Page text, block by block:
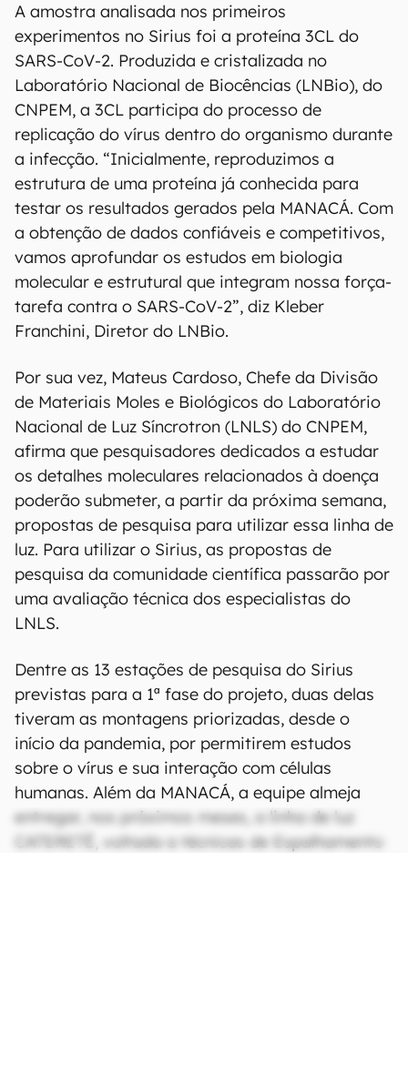
A amostra analisada nos primeiros
experimentos no Sirius foi a proteína 3CL do
SARS-CoV-2. Produzida e cristalizada no
Laboratório Nacional de Biocências (LNBio), do
CNPEM, a 3CL participa do processo de
replicação do vírus dentro do organismo durante
a infecção. “Inicialmente, reproduzimos a
estrutura de uma proteína já conhecida para
testar os resultados gerados pela MANACÁ. Com
a obtenção de dados confiáveis e competitivos,
vamos aprofundar os estudos em biologia
molecular e estrutural que integram nossa força-
tarefa contra o SARS-CoV-2”, diz Kleber
Franchini, Diretor do LNBio.
Por sua vez, Mateus Cardoso, Chefe da Divisão
de Materiais Moles e Biológicos do Laboratório
Nacional de Luz Síncrotron (LNLS) do CNPEM,
afirma que pesquisadores dedicados a estudar
os detalhes moleculares relacionados à doença
poderão submeter, a partir da próxima semana,
propostas de pesquisa para utilizar essa linha de
luz. Para utilizar o Sirius, as propostas de
pesquisa da comunidade científica passarão por
uma avaliação técnica dos especialistas do
LNLS.
Dentre as 13 estações de pesquisa do Sirius
previstas para a 1ª fase do projeto, duas delas
tiveram as montagens priorizadas, desde o
início da pandemia, por permitirem estudos
sobre o vírus e sua interação com células
humanas. Além da MANACÁ, a equipe almeja
entregar, nos próximos meses, a linha de luz
CATERETÊ, voltada a técnicas de Espalhamento